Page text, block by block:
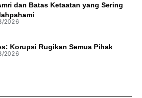
dan Batas Ketaatan yang Sering
2026
Korupsi Rugikan Semua Pihak
2026